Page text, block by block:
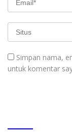
Simpan nama,
untuk komentar